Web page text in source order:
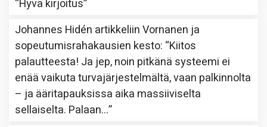
“Hyvä kirjoitus”
Johannes Hidén artikkeliinVornanen ja
sopeutumisrahakausien kesto: “Kiitos
palautteesta! Ja jep, noin pitkänä systeemi ei
enää vaikuta turvajärjestelmältä, vaan palkinnolta
– ja ääritapauksissa aika massiiviselta
sellaiselta. Palaan…”